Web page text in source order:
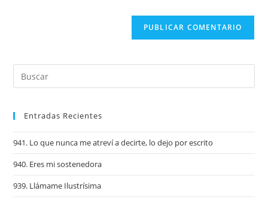
Entradas Recientes
941. Lo que nunca me atreví a decirte, lo dejo por escrito
940. Eres mi sostenedora
939. Llámame Ilustrísima